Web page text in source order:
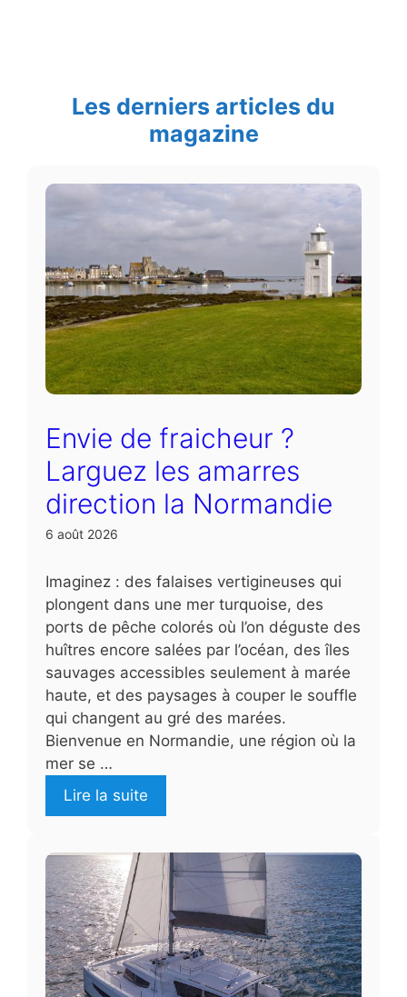
Les derniers articles du
magazine
Envie de fraicheur ?
Larguez les amarres
direction la Normandie
6 août 2026
Imaginez : des falaises vertigineuses qui
plongent dans une mer turquoise, des
ports de pêche colorés où l’on déguste des
huîtres encore salées par l’océan, des îles
sauvages accessibles seulement à marée
haute, et des paysages à couper le souffle
qui changent au gré des marées.
Bienvenue en Normandie, une région où la
mer se …
Lire la suite